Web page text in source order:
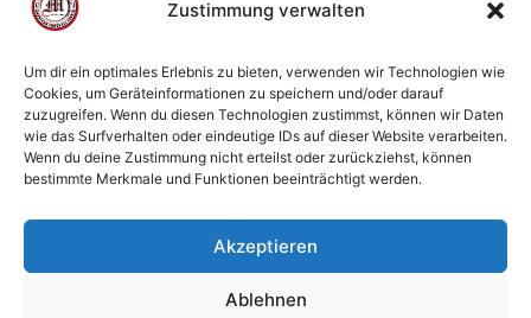
Zustimmung verwalten
Um dir ein optimales Erlebnis zu bieten, verwenden wir Technologien wie
Cookies, um Geräteinformationen zu speichern und/oder darauf
zuzugreifen. Wenn du diesen Technologien zustimmst, können wir Daten
wie das Surfverhalten oder eindeutige IDs auf dieser Website verarbeiten.
Wenn du deine Zustimmung nicht erteilst oder zurückziehst, können
bestimmte Merkmale und Funktionen beeinträchtigt werden.
Akzeptieren
Ablehnen
© 2002 - 2026 American Football Verein Marburg
Mercenaries e.V. |die Stadt Marburg|Impressum
Datenschutzerklärung|Cookie-Richtlinie (EU)
Kontakt